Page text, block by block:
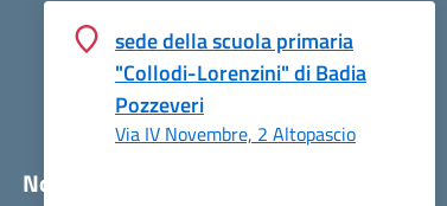
sede della scuola primaria
"Collodi-Lorenzini" di Badia
Pozzeveri
Via IV Novembre, 2 Altopascio
Novità